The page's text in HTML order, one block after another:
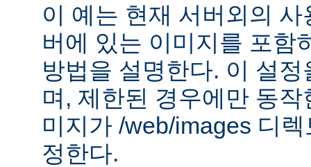
이 예는 현재 서버외의
버에 있는 이미지를 포함
방법을 설명한다. 이 설
며, 제한된 경우에만 동
미지가 /web/images 디
정한다.